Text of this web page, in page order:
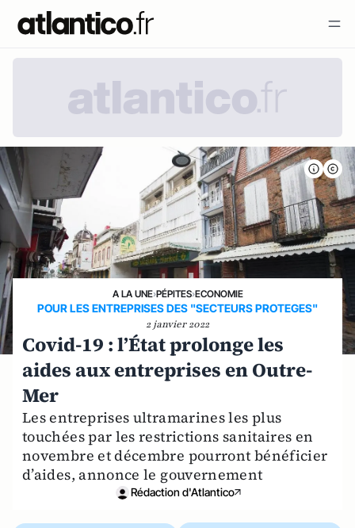
A LA UNE›PÉPITES›ECONOMIE
POUR LES ENTREPRISES DES "SECTEURS PROTEGES"
2 janvier 2022
Covid-19 : l’État prolonge les
aides aux entreprises en Outre-
Mer
Les entreprises ultramarines les plus
touchées par les restrictions sanitaires en
novembre et décembre pourront bénéficier
d’aides, annonce le gouvernement
Rédaction d'Atlantico